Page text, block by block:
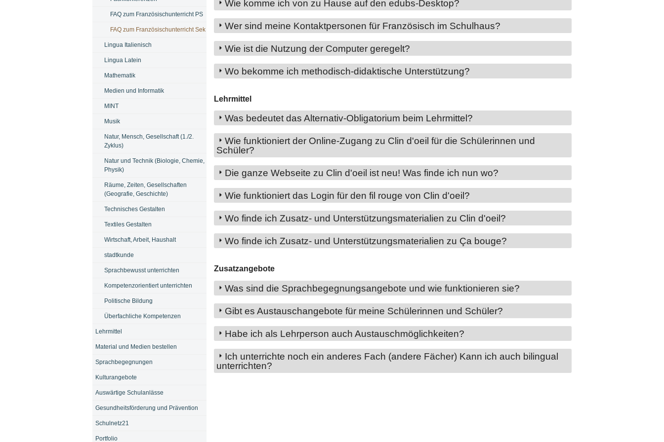
Wie komme ich von zu Hause auf den edubs-Desktop?
Wer sind meine Kontaktpersonen für Französisch im Schulhaus?
Wie ist die Nutzung der Computer geregelt?
Wo bekomme ich methodisch-didaktische Unterstützung?
Lehrmittel
Was bedeutet das Alternativ-Obligatorium beim Lehrmittel?
Wie funktioniert der Online-Zugang zu Clin d'oeil für die Schülerinnen und
Schüler?
Die ganze Webseite zu Clin d'oeil ist neu! Was finde ich nun wo?
Wie funktioniert das Login für den fil rouge von Clin d'oeil?
Wo finde ich Zusatz- und Unterstützungsmaterialien zu Clin d'oeil?
Wo finde ich Zusatz- und Unterstützungsmaterialien zu Ça bouge?
Zusatzangebote
Was sind die Sprachbegegnungsangebote und wie funktionieren sie?
Gibt es Austauschangebote für meine Schülerinnen und Schüler?
Habe ich als Lehrperson auch Austauschmöglichkeiten?
Ich unterrichte noch ein anderes Fach (andere Fächer) Kann ich auch bilingual
unterrichten?
FAQ zum Französischunterricht PS
FAQ zum Französischunterricht Sek
Lingua Italienisch
Lingua Latein
Mathematik
Medien und Informatik
MINT
Musik
Natur, Mensch, Gesellschaft (1./2.
Zyklus)
Natur und Technik (Biologie, Chemie,
Physik)
Räume, Zeiten, Gesellschaften
(Geografie, Geschichte)
Technisches Gestalten
Textiles Gestalten
Wirtschaft, Arbeit, Haushalt
stadtkunde
Sprachbewusst unterrichten
Kompetenzorientiert unterrichten
Politische Bildung
Überfachliche Kompetenzen
Lehrmittel
Material und Medien bestellen
Sprachbegegnungen
Kulturangebote
Auswärtige Schulanlässe
Gesundheitsförderung und Prävention
Schulnetz21
Portfolio